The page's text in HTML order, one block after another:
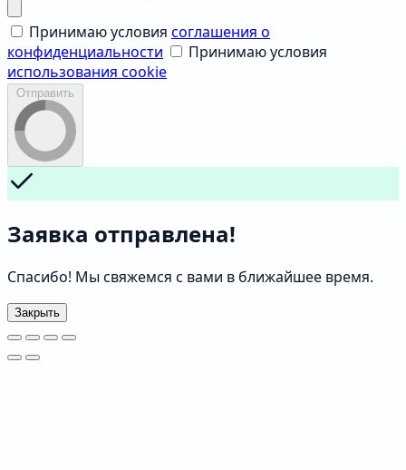
Принимаю условия соглашения о
конфиденциальности
Принимаю условия
использования cookie
Отправить
Заявка отправлена!
Спасибо! Мы свяжемся с вами в ближайшее время.
Закрыть